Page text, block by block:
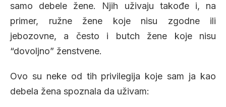
samo debele žene. Njih uživaju takođe i, na
primer, ružne žene koje nisu zgodne ili
jebozovne, a često i butch žene koje nisu
“dovoljno” ženstvene.
Ovo su neke od tih privilegija koje sam ja kao
debela žena spoznala da uživam: